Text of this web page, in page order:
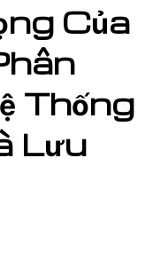
Của
Thống
Lưu